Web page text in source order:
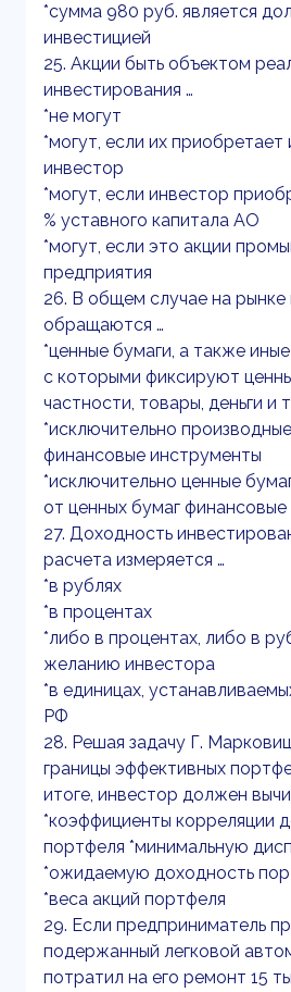
*сумма 980 руб. является
инвестицией
25. Акции быть объектом
инвестирования …
*не могут
*могут, если их приобретает
инвестор
*могут, если инвестор
% уставного капитала АО
*могут, если это акции
предприятия
26. В общем случае на рынке
обращаются …
*ценные бумаги, а также
с которыми фиксируют
частности, товары, деньги и
*исключительно
финансовые инструменты
*исключительно ценные
от ценных бумаг
27. Доходность
расчета измеряется …
*в рублях
*в процентах
*либо в процентах, либо в
желанию инвестора
*в единицах,
РФ
28. Решая задачу Г.
границы эффективных
итоге, инвестор должен
*коэффициенты корреляции
портфеля *минимальную
*ожидаемую доходность
*веса акций портфеля
29. Если предприниматель
подержанный легковой
потратил на его ремонт 15